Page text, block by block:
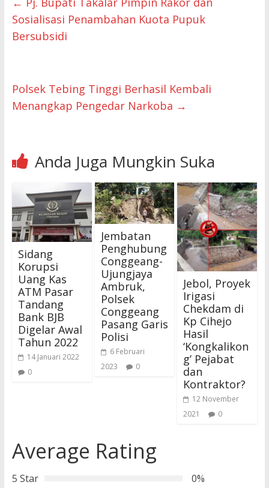
Sosialisasi Penambahan Kuota Pupuk
Bersubsidi
Polsek Tebing Tinggi Berhasil Kembali
Menangkap Pengedar Narkoba →
Anda Juga Mungkin Suka
Sidang
Korupsi
Uang Kas
ATM Pasar
Tandang
Bank BJB
Digelar Awal
Tahun 2022
14 Januari 2022
0
Jembatan
Penghubung
Conggeang-
Ujungjaya
Ambruk,
Polsek
Conggeang
Pasang Garis
Polisi
6 Februari
2023
0
Jebol, Proyek
Irigasi
Chekdam di
Kp Cihejo
Hasil
‘Kongkalikon
g’ Pejabat
dan
Kontraktor?
12 November
2021
0
Average Rating
5 Star
0%